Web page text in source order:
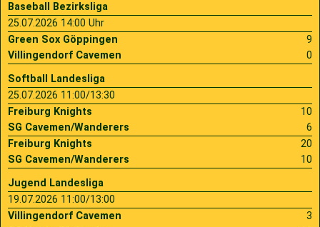
Baseball Bezirksliga
25.07.2026 14:00 Uhr
Green Sox Göppingen
9
Villingendorf Cavemen
0
Softball Landesliga
25.07.2026 11:00/13:30
Freiburg Knights
10
SG Cavemen/Wanderers
6
Freiburg Knights
20
SG Cavemen/Wanderers
10
Jugend Landesliga
19.07.2026 11:00/13:00
Villingendorf Cavemen
3